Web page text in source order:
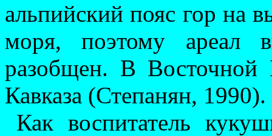
альпийский пояс гор на
моря, поэтому ареал
разобщен. В Восточной
Кавказа (Степанян, 1990).
Как воспитатель